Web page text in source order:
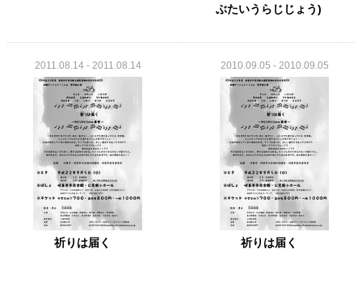
ぶたいうらじじょう)
2011.08.14 - 2011.08.14
祈りは届く
2010.09.05 - 2010.09.05
祈りは届く